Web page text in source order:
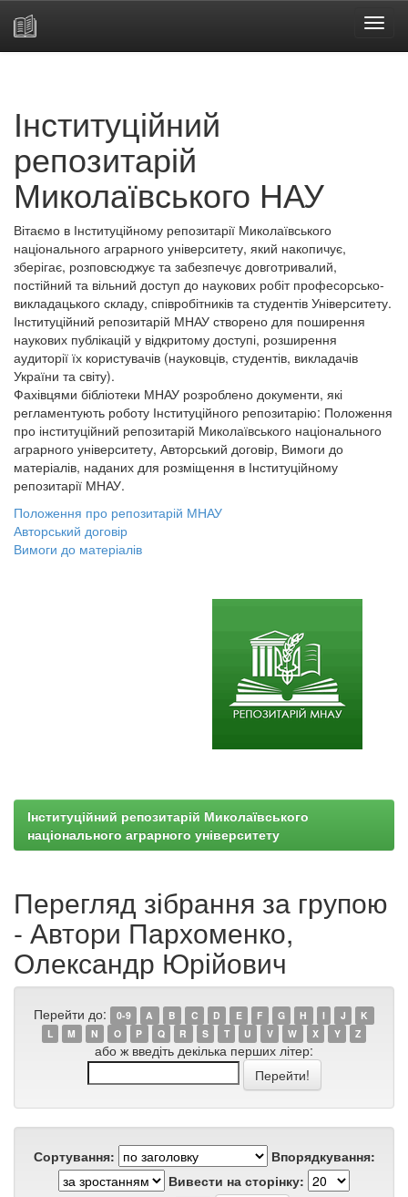
Інституційний
репозитарій
Миколаївського НАУ
Вітаємо в Інституційному репозитарії Миколаївського
національного аграрного університету, який накопичує,
зберігає, розповсюджує та забезпечує довготривалий,
постійний та вільний доступ до наукових робіт професорсько-
викладацького складу, співробітників та студентів Університету.
Інституційний репозитарій МНАУ створено для поширення
наукових публікацій у відкритому доступі, розширення
аудиторії їх користувачів (науковців, студентів, викладачів
України та світу).
Фахівцями бібліотеки МНАУ розроблено документи, які
регламентують роботу Інституційного репозитарію: Положення
про інституційний репозитарій Миколаївського національного
аграрного університету, Авторський договір, Вимоги до
матеріалів, наданих для розміщення в Інституційному
репозитарії МНАУ.
Положення про репозитарій МНАУ
Авторський договір
Вимоги до матеріалів
Інституційний репозитарій Миколаївського
національного аграрного університету
Перегляд зібрання за групою
- Автори Пархоменко,
Олександр Юрійович
Перейти до: 0-9 A B C D E F G H I J
K
L
M N O P Q R S T U V W X Y Z
або ж введіть декілька перших літер:
Сортування:
Впорядкування:
Вивести на сторінку: